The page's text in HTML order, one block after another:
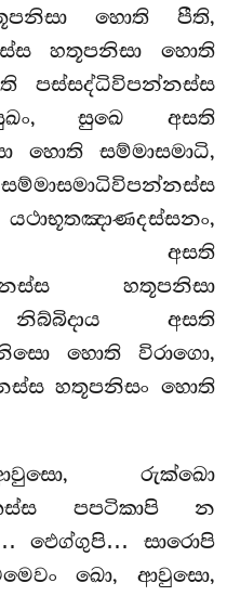
හොති පීති,
හතූපනිසා හොති
පස්සද්ධිවිපන්නස්ස
සුඛෙ අසති
හොති සම්මාසමාධි,
අසති
හතූපනිසා
අසති
හොති විරාගො,
හතූපනිසං හොති
ආවුසො, රුක්ඛො
තස්ස පපටිකාපි න
ඵෙග්ගුපි… සාරොපි
ඛො, ආවුසො,